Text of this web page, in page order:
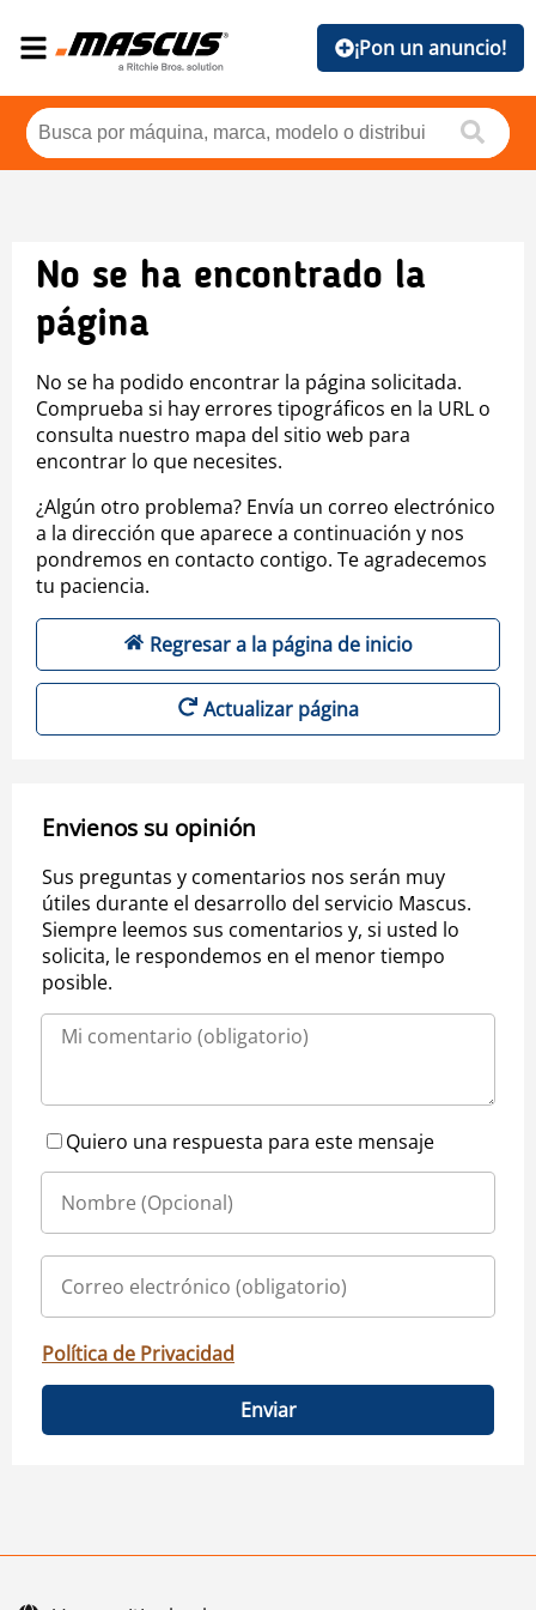
¡Pon un anuncio!
No se ha encontrado la
página
No se ha podido encontrar la página solicitada.
Comprueba si hay errores tipográficos en la URL o
consulta nuestro mapa del sitio web para
encontrar lo que necesites.
¿Algún otro problema? Envía un correo electrónico
a la dirección que aparece a continuación y nos
pondremos en contacto contigo. Te agradecemos
tu paciencia.
Regresar a la página de inicio
Actualizar página
Envienos su opinión
Sus preguntas y comentarios nos serán muy
útiles durante el desarrollo del servicio Mascus.
Siempre leemos sus comentarios y, si usted lo
solicita, le respondemos en el menor tiempo
posible.
Quiero una respuesta para este mensaje
Política de Privacidad
Enviar